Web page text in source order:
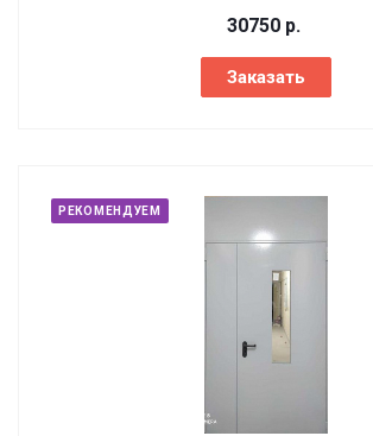
30750 р.
Заказать
РЕКОМЕНДУЕМ